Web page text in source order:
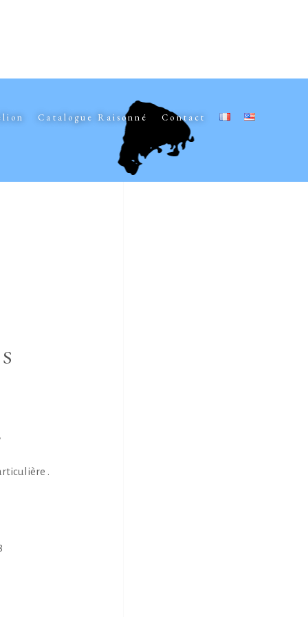
Catalogue Raisonné Contact
.